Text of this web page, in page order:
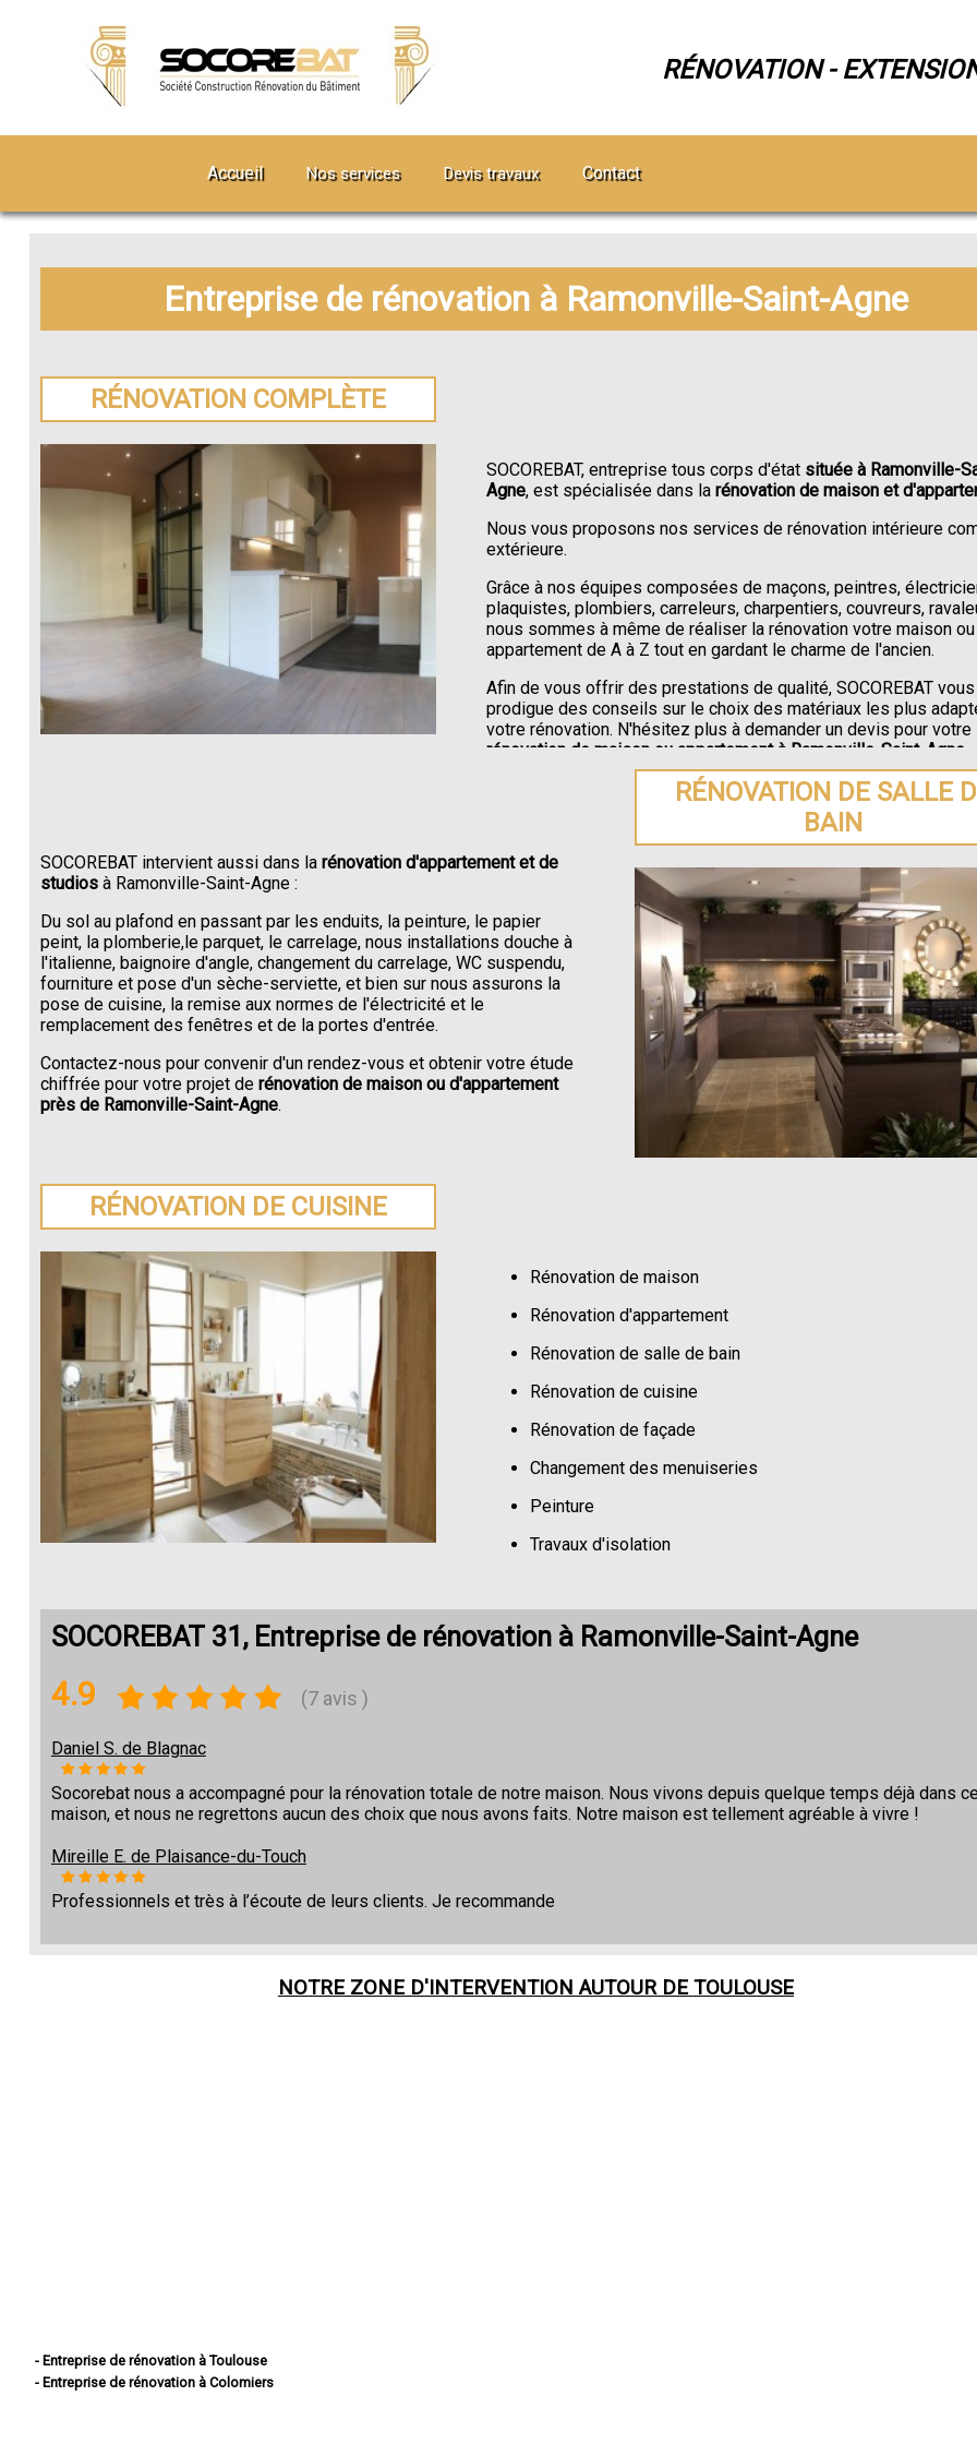
RÉNOVATION -
Accueil Nos services Devis travaux Contact
Entreprise de rénovation à Ramonville-Saint-Agne
RÉNOVATION COMPLÈTE
SOCOREBAT, entreprise tous corps d'état située à Ramonville-
Agne, est spécialisée dans la rénovation de maison et
Nous vous proposons nos services de rénovation intérieure
extérieure.
Grâce à nos équipes composées de maçons, peintres,
plaquistes, plombiers, carreleurs, charpentiers, couvreurs,
nous sommes à même de réaliser la rénovation votre maison
appartement de A à Z tout en gardant le charme de l'ancien.
Afin de vous offrir des prestations de qualité, SOCOREBAT vous
prodigue des conseils sur le choix des matériaux les plus
votre rénovation. N'hésitez plus à demander un devis pour votre
rénovation de maison ou appartement à Ramonville-Saint-Agne
RÉNOVATION DE SALLE
BAIN
SOCOREBAT intervient aussi dans la rénovation d'appartement et de
studiosà Ramonville-Saint-Agne :
Du sol au plafond en passant par les enduits, la peinture, le papier
peint, la plomberie,le parquet, le carrelage, nous installations douche à
l'italienne, baignoire d'angle, changement du carrelage, WC suspendu,
fourniture et pose d'un sèche-serviette, et bien sur nous assurons la
pose de cuisine, la remise aux normes de l'électricité et le
remplacement des fenêtres et de la portes d'entrée.
Contactez-nous pour convenir d'un rendez-vous et obtenir votre étude
chiffrée pour votre projet derénovation de maison ou d'appartement
près de Ramonville-Saint-Agne.
RÉNOVATION DE CUISINE
Rénovation de maison
Rénovation d'appartement
Rénovation de salle de bain
Rénovation de cuisine
Rénovation de façade
Changement des menuiseries
Peinture
Travaux d'isolation
SOCOREBAT 31, Entreprise de rénovation à Ramonville-Saint-Agne
4.9 (7 avis )
Daniel S. de Blagnac
Socorebat nous a accompagné pour la rénovation totale de notre maison. Nous vivons depuis quelque temps déjà dans
maison, et nous ne regrettons aucun des choix que nous avons faits. Notre maison est tellement agréable à vivre !
Mireille E. de Plaisance-du-Touch
Professionnels et très à l’écoute de leurs clients. Je recommande
NOTRE ZONE D'INTERVENTION AUTOUR DETOULOUSE
- Entreprise de rénovation à Toulouse
- Entreprise de rénovation à Colomiers